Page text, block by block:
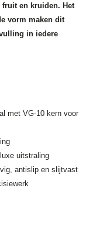
en kruiden. Het
vorm maken dit
in iedere
met VG-10 kern voor
uitstraling
antislip en slijtvast